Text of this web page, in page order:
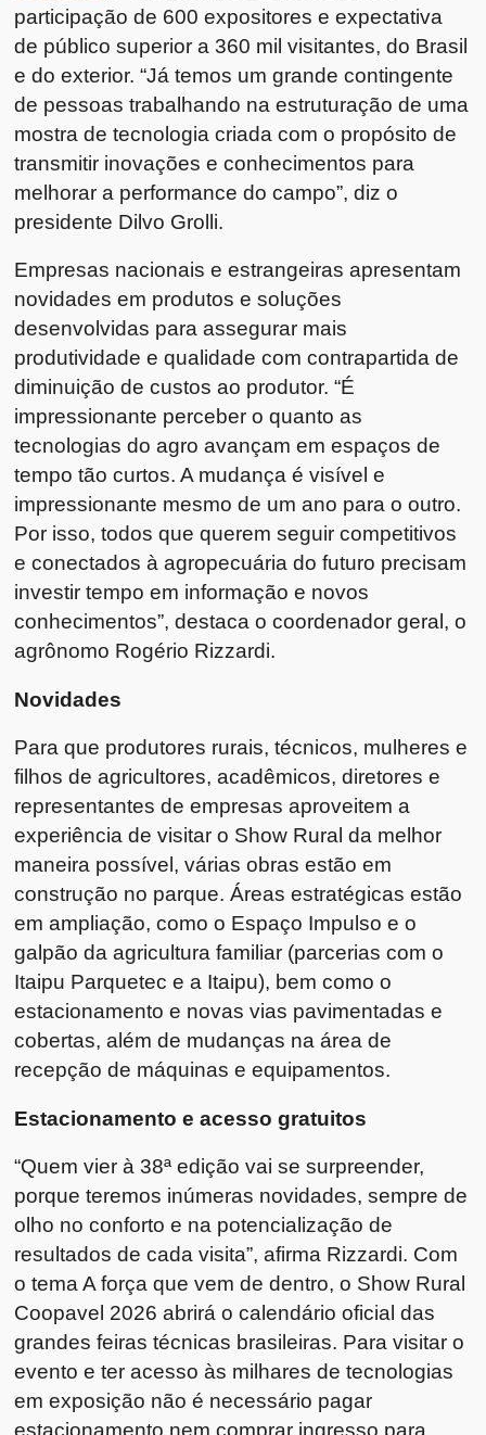
participação de 600 expositores e expectativa
de público superior a 360 mil visitantes, do Brasil
e do exterior. “Já temos um grande contingente
de pessoas trabalhando na estruturação de uma
mostra de tecnologia criada com o propósito de
transmitir inovações e conhecimentos para
melhorar a performance do campo”, diz o
presidente Dilvo Grolli.
Empresas nacionais e estrangeiras apresentam
novidades em produtos e soluções
desenvolvidas para assegurar mais
produtividade e qualidade com contrapartida de
diminuição de custos ao produtor. “É
impressionante perceber o quanto as
tecnologias do agro avançam em espaços de
tempo tão curtos. A mudança é visível e
impressionante mesmo de um ano para o outro.
Por isso, todos que querem seguir competitivos
e conectados à agropecuária do futuro precisam
investir tempo em informação e novos
conhecimentos”, destaca o coordenador geral, o
agrônomo Rogério Rizzardi.
Novidades
Para que produtores rurais, técnicos, mulheres e
filhos de agricultores, acadêmicos, diretores e
representantes de empresas aproveitem a
experiência de visitar o Show Rural da melhor
maneira possível, várias obras estão em
construção no parque. Áreas estratégicas estão
em ampliação, como o Espaço Impulso e o
galpão da agricultura familiar (parcerias com o
Itaipu Parquetec e a Itaipu), bem como o
estacionamento e novas vias pavimentadas e
cobertas, além de mudanças na área de
recepção de máquinas e equipamentos.
Estacionamento e acesso gratuitos
“Quem vier à 38ª edição vai se surpreender,
porque teremos inúmeras novidades, sempre de
olho no conforto e na potencialização de
resultados de cada visita”, afirma Rizzardi. Com
o tema A força que vem de dentro, o Show Rural
Coopavel 2026 abrirá o calendário oficial das
grandes feiras técnicas brasileiras. Para visitar o
evento e ter acesso às milhares de tecnologias
em exposição não é necessário pagar
estacionamento nem comprar ingresso para